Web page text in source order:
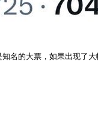
名的大票，如果出现